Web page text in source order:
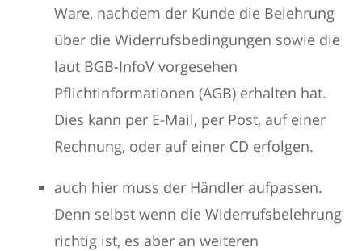
Ware, nachdem der Kunde die Belehrung
über die Widerrufsbedingungen sowie die
laut BGB-InfoV vorgesehen
Pflichtinformationen (AGB) erhalten hat.
Dies kann per E-Mail, per Post, auf einer
Rechnung, oder auf einer CD erfolgen.
auch hier muss der Händler aufpassen.
Denn selbst wenn die Widerrufsbelehrung
richtig ist, es aber an weiteren